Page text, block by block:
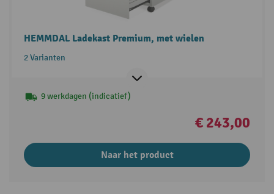
HEMMDAL Ladekast Premium, met wielen
2 Varianten
9 werkdagen (indicatief)
€ 243,00
Naar het product